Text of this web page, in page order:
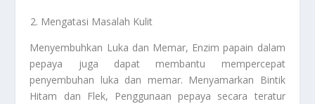
Mengatasi Masalah Kulit
Menyembuhkan Luka dan Memar, Enzim papain dalam
pepaya juga dapat membantu mempercepat
penyembuhan luka dan memar. Menyamarkan Bintik
Hitam dan Flek, Penggunaan pepaya secara teratur